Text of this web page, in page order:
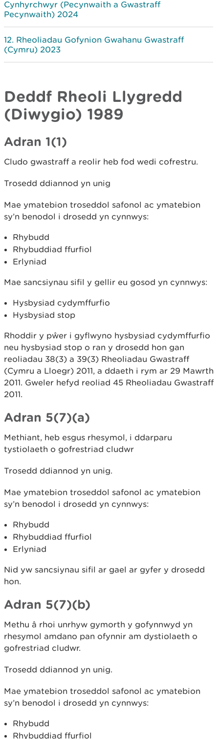
Cynhyrchwyr (Pecynwaith a Gwastraff
Pecynwaith) 2024
Rheoliadau Gofynion Gwahanu Gwastraff
(Cymru) 2023
Deddf Rheoli Llygredd
(Diwygio) 1989
Adran 1(1)
Cludo gwastraff a reolir heb fod wedi cofrestru.
Trosedd ddiannod yn unig
Mae ymatebion troseddol safonol ac ymatebion
sy’n benodol i drosedd yn cynnwys:
Rhybudd
Rhybuddiad ffurfiol
Erlyniad
Mae sancsiynau sifil y gellir eu gosod yn cynnwys:
Hysbysiad cydymffurfio
Hysbysiad stop
Rhoddir y pŵer i gyflwyno hysbysiad cydymffurfio
neu hysbysiad stop o ran y drosedd hon gan
reoliadau 38(3) a 39(3) Rheoliadau Gwastraff
(Cymru a Lloegr) 2011, a ddaeth i rym ar 29 Mawrth
2011. Gweler hefyd reoliad 45 Rheoliadau Gwastraff
2011.
Adran 5(7)(a)
Methiant, heb esgus rhesymol, i ddarparu
tystiolaeth o gofrestriad cludwr
Trosedd ddiannod yn unig.
Mae ymatebion troseddol safonol ac ymatebion
sy’n benodol i drosedd yn cynnwys:
Rhybudd
Rhybuddiad ffurfiol
Erlyniad
Nid yw sancsiynau sifil ar gael ar gyfer y drosedd
hon.
Adran 5(7)(b)
Methu â rhoi unrhyw gymorth y gofynnwyd yn
rhesymol amdano pan ofynnir am dystiolaeth o
gofrestriad cludwr.
Trosedd ddiannod yn unig.
Mae ymatebion troseddol safonol ac ymatebion
sy’n benodol i drosedd yn cynnwys:
Rhybudd
Rhybuddiad ffurfiol